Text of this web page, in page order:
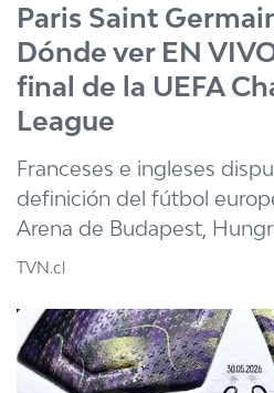
CASTING MASTERCHEF
CASTING TVN VERTICAL
TVN VERTICAL
TVN PLAY
PROGRAMAS
NTV
ACTUALIDAD Y
Paris Saint
Dónde ver EN
final de la UEFA
League
Franceses e ingleses
definición del fútbol
Arena de Budapest,
TVN.cl